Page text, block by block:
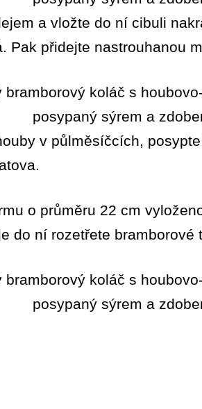
a vložte do ní cibuli
Pak přidejte nastrouhanou
v půlměsíčcích,
o průměru 22 cm
do ní rozetřete bramborové